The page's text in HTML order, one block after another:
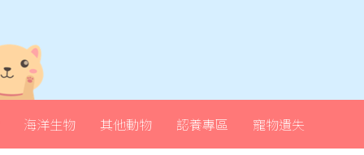
海洋生物 其他動物 認養專區 寵物遺失